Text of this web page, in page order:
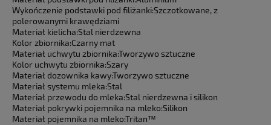
Wykończenie podstawki pod filiżanki:Szczotkowane, z
polerowanymi krawędziami
Materiał kielicha:Stal nierdzewna
Kolor zbiornika:Czarny mat
Materiał uchwytu zbiornika:Tworzywo sztuczne
Kolor uchwytu zbiornika:Szary
Materiał dozownika kawy:Tworzywo sztuczne
Materiał systemu mleka:Stal
Materiał przewodu do mleka:Stal nierdzewna i silikon
Materiał pokrywki pojemnika na mleko:Silikon
Materiał pojemnika na mleko:Tritan™